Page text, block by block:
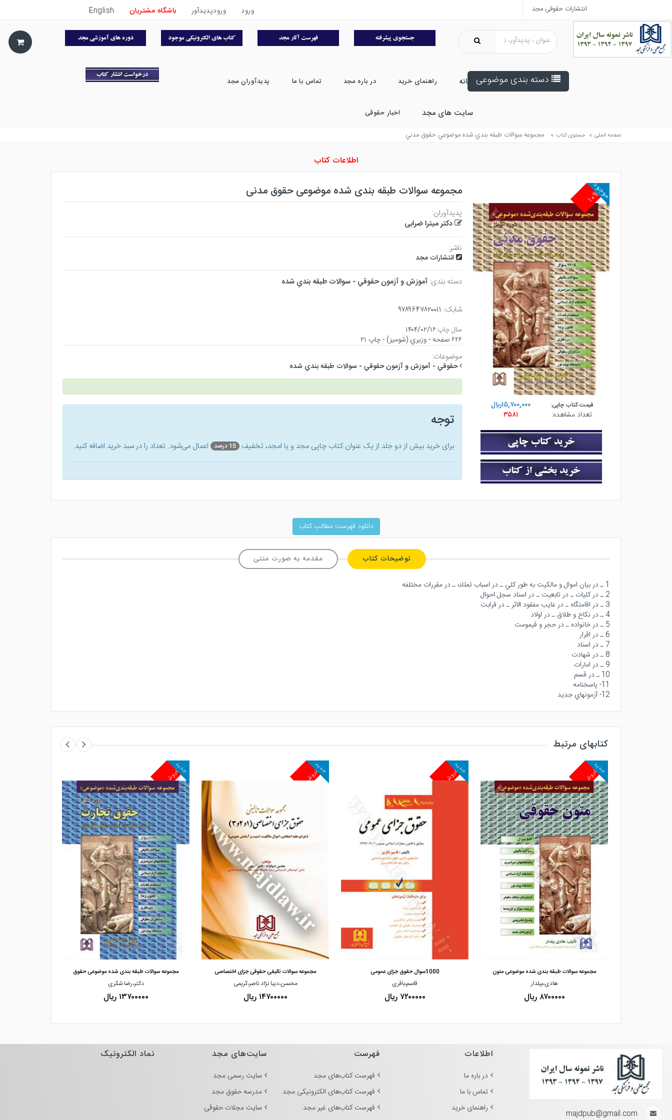
انتشارات حقوقی مجد ورود ورودپدیدآور باشگاه مشتریان English
دسته بندی موضوعی خانه راهنمای خرید در باره مجد تماس با ما پدیدآوران مجد
سایت های مجد اخبار حقوقی
صفحه اصلی » جستوی کتاب » مجموعه سوالات طبقه بندي شده موضوعي حقوق مدني
اطلاعات کتاب
۱۰%
موجود
قیمت کتاب چاپی:
۱۵,۷۰۰,۰۰۰ريال
تعداد مشاهده:
۳۵۸۱
مجموعه سوالات طبقه بندی شده موضوعی حقوق مدنی
پدیدآوران:
دکتر میترا ضرابی
ناشر:
انتشارات مجد
دسته بندی:آموزش و آزمون حقوقي - سوالات طبقه بندي شده
شابک: ۹۷۸۹۶۴۷۸۲۰۰۱۱
سال چاپ:۱۴۰۴/۰۲/۱۶
۶۲۶ صفحه - وزيري (شوميز) - چاپ ۲۱
موضوعات:
حقوقي - آموزش و آزمون حقوقي - سوالات طبقه بندي شده
توجه
برای خرید بیش از دو جلد از یک عنوان کتاب‌ چاپی مجد و یا امجد، تخفیف 15 درصد اعمال می‌شود. تعداد را در سبد خرید اضافه کنید.
دانلود فهرست مطالب کتاب
توضیحات کتاب مقدمه به صورت متنی
1 ـ در بيان اموال و مالكيت به طور كلي ـ در اسباب تملك ـ در مقررات مختلفه
2 ـ در كليات ـ در تابعيت ـ در اسناد سجل احوال
3 ـ در اقامتگاه ـ در غايب مفقود الاثر ـ در قرابت
4 ـ در نكاح و طلاق ـ در اولاد
5 ـ در خانواده ـ در حجر و قيمومت
6 ـ در اقرار
7 ـ در اسناد
8 ـ در شهادت
9 ـ در امارات
10 ـ در قسم
11- پاسخنامه
12- آزمونهاي جديد
کتابهای مرتبط
مشاهده و خرید
پرفروش
جدید
مجموعه سوالات طبقه بندی شده موضوعی متون
هادی،بیلدار
۸۷۰۰۰۰۰ ریال
پرفروش
جدید
مشاهده و خرید
1000سوال حقوق جزای عمومی
قاسم،باقری
۷۲۰۰۰۰۰ ریال
پرفروش
جدید
مشاهده و خرید
مجموعه سوالات تالیفی حقوقی جزای اختصاصی
محسن،دیبا نژاد ناصر،کریمی
۱۴۷۰۰۰۰۰ ریال
پرفروش
جدید
مجموعه سوالات طبقه بندی شده موضوعی حقوق
دکتر،رضا شکری
۱۳۷۰۰۰۰۰ ریال
majdpub@gmail.com
اطلاعات
در باره ما
تماس با ما
راهنمای خرید
فهرست
فهرست کتاب‌های مجد
فهرست کتاب‌های الکترونیکی مجد
فهرست کتاب‌های غیر مجد
سایت‌های مجد
سایت رسمی مجد
مدرسه حقوق مجد
سایت مجلات حقوقی
نماد الکترونیک